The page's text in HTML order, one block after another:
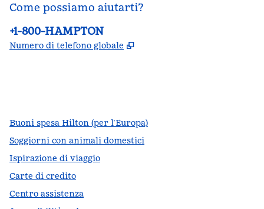
Come possiamo aiutarti?
Telefono:
+1-800-HAMPTON
Numero di telefono globale ,
Buoni spesa Hilton (per l’Europa)
Soggiorni con animali domestici
Ispirazione di viaggio
Carte di credito
Centro assistenza